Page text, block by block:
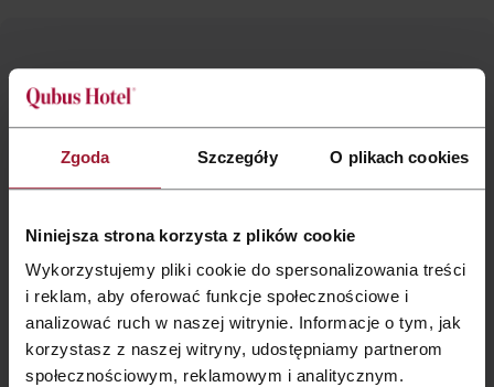
Zgoda Szczegóły O plikach cookies
Niniejsza strona korzysta z plików cookie
Wykorzystujemy pliki cookie do spersonalizowania treści
i reklam, aby oferować funkcje społecznościowe i
analizować ruch w naszej witrynie. Informacje o tym, jak
korzystasz z naszej witryny, udostępniamy partnerom
społecznościowym, reklamowym i analitycznym.
Lassen Sie uns über die Organisation
Ihrer Party sprechen!
marketing.gliwice@qubushotel.com
+48 32 300 1 198
KontaktFomular: